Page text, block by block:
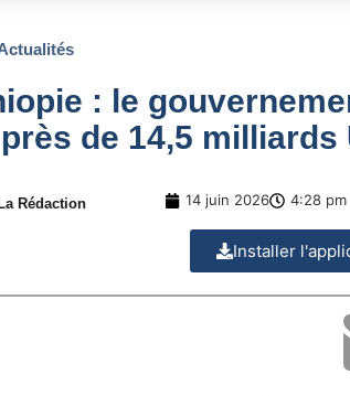
: le
de 14,5 milliards
La Rédaction 14 juin 2026 4:28 pm
Installer